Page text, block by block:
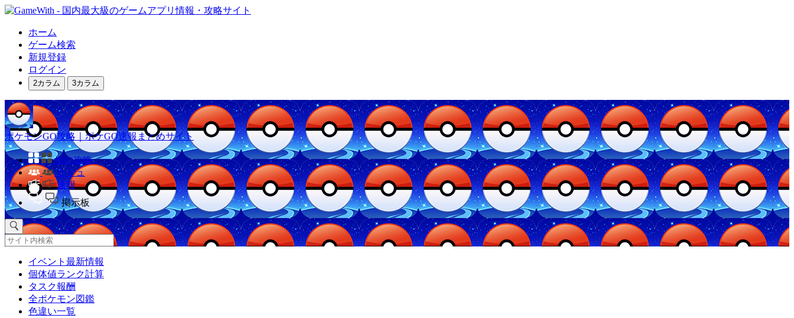
ホーム
ゲーム検索
新規登録
ログイン
2カラム 3カラム
ポケモンGO攻略｜ポケGO速報まとめサイト
他の攻略
コミュ
速報
掲示板
イベント最新情報
個体値ランク計算
タスク報酬
全ポケモン図鑑
色違い一覧